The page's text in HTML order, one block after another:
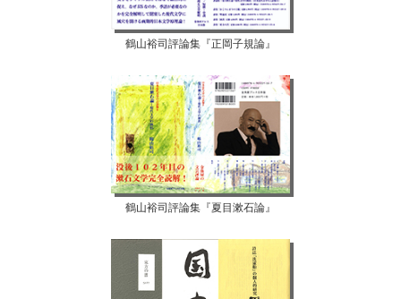
鶴山裕司評論集『正岡子規論』
鶴山裕司評論集『夏目漱石論』